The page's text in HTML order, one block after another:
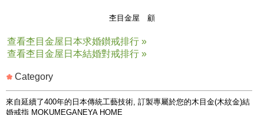
杢目金屋 顧
查看杢目金屋日本求婚鑚戒排行 »
查看杢目金屋日本結婚對戒排行 »
Category
來自延續了400年的日本傳統工藝技術, 訂製專屬於您的木目金(木紋金)結
婚戒指 MOKUMEGANEYA HOME